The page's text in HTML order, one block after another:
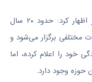
گنجی در خصوص گردشگری سلامت نیز اظهار کرد: حدود ۲۰ سال
مختلفی برگزار می‌شود و
خود را اعلام کرده، اما
وجود دارد.